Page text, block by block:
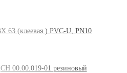
63 (клеевая ) PVC-U, PN10
00.00.019-01 резиновый